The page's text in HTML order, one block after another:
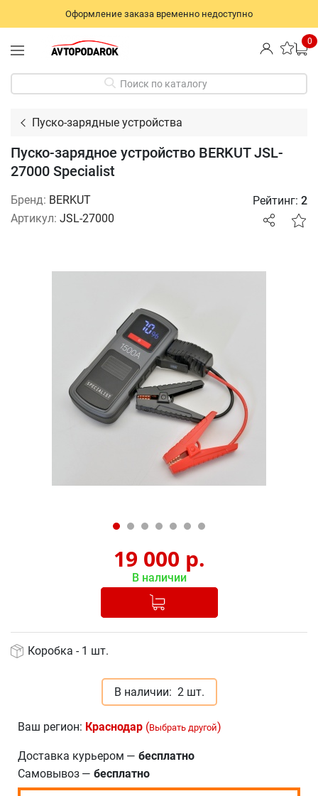
Оформление заказа временно недоступно
0
Поиск по каталогу
Пуско-зарядные устройства
Пуско-зарядное устройство BERKUT JSL-
27000 Specialist
Бренд: BERKUT
Артикул: JSL-27000
Рейтинг: 2
19 000 р.
В наличии
Добавлено в корзину
Коробка - 1 шт.
В наличии: 2 шт.
Ваш регион: Краснодар (Выбрать другой)
Доставка курьером — бесплатно
Самовывоз — бесплатно